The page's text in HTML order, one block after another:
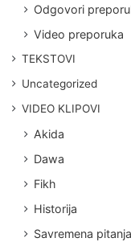
Odgovori
Video preporuka
TEKSTOVI
Uncategorized
VIDEO KLIPOVI
Akida
Dawa
Fikh
Historija
Savremena